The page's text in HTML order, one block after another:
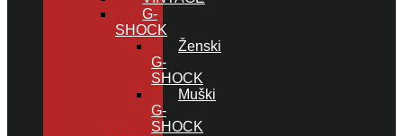
G-
SHOCK
Ženski
G-
SHOCK
Muški
G-
SHOCK